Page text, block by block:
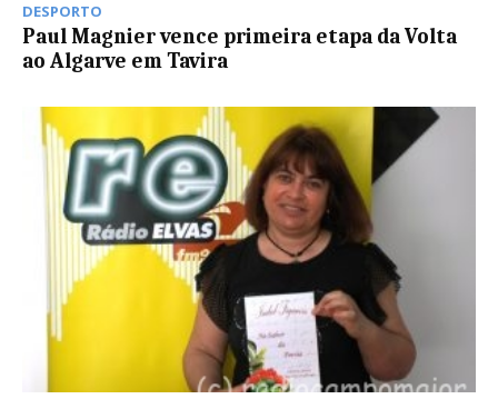
DESPORTO
Paul Magnier vence primeira etapa da Volta
ao Algarve em Tavira